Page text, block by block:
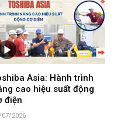
Asia: Hành trình
cao hiệu suất động
điện
07/2026